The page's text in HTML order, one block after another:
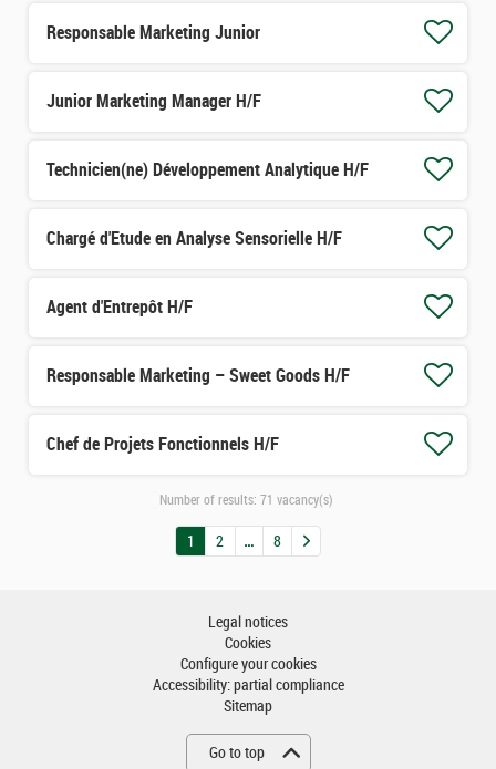
Responsable Marketing Junior
Junior Marketing Manager H/F
Technicien(ne) Développement Analytique H/F
Chargé d'Etude en Analyse Sensorielle H/F
Agent d'Entrepôt H/F
Responsable Marketing – Sweet Goods H/F
Chef de Projets Fonctionnels H/F
Number of results: 71 vacancy(s)
1 2 8
Legal notices
Cookies
Configure your cookies
Accessibility: partial compliance
Sitemap
Go to top